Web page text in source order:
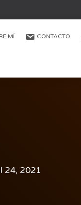
MÍ CONTACTO
24, 2021